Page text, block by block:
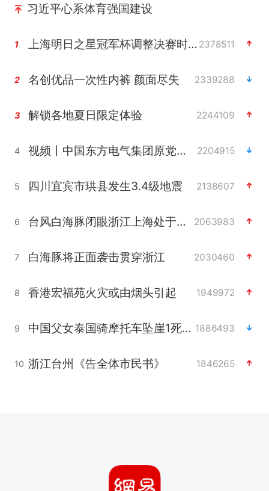
习近平心系体育强国建设
1 上海明日之星冠军杯调整决赛时间 2378511
2 名创优品一次性内裤 颜面尽失 2339288
3 解锁各地夏日限定体验 2244109
4 视频丨中国东方电气集团原党组副书记、董事宋致远被查 2204915
5 四川宜宾市珙县发生3.4级地震 2138607
6 台风白海豚闭眼浙江上海处于危险半圆 2063983
7 白海豚将正面袭击贯穿浙江 2030460
8 香港宏福苑火灾或由烟头引起 1949972
9 中国父女泰国骑摩托车坠崖1死1伤 1886493
10 浙江台州《告全体市民书》 1846265